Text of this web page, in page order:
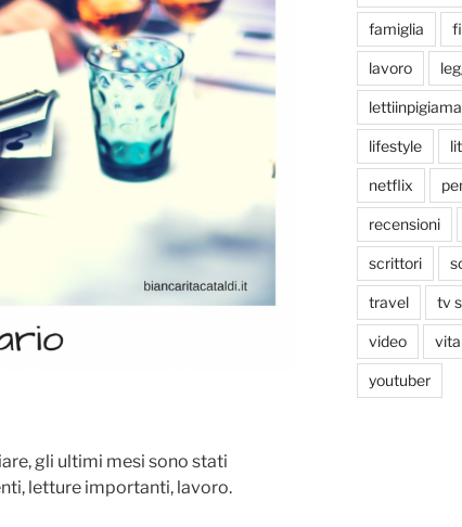
gli ultimi mesi sono stati
letture importanti, lavoro.
famiglia
lavoro
lettiinpigiama
lifestyle
netflix
recensioni
scrittori
travel tv
video vita
youtuber